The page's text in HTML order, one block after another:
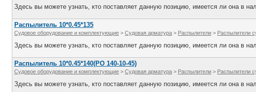
Здесь вы можете узнать, кто поставляет данную позицию, имеется ли она в
Распылитель 10*0.45*135
Судовое оборудование и комплектующие > Судовая арматура > Распылители > Распылители
Здесь вы можете узнать, кто поставляет данную позицию, имеется ли она в
Распылитель 10*0.45*140(РО 140-10-45)
Судовое оборудование и комплектующие > Судовая арматура > Распылители > Распылители
Здесь вы можете узнать, кто поставляет данную позицию, имеется ли она в